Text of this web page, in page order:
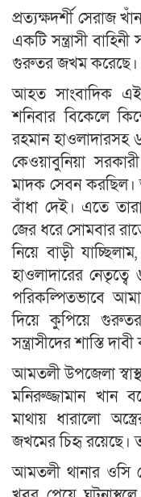
প্রত্যক্ষদর্শী
একটি সন্ত্রাসী
গুরুতর জখম করেছে।
আহত সাংবাদিক
শনিবার বিকেলে
রহমান হাওলাদারসহ
কেওয়াবুনিয়া
মাদক সেবন করছিল।
বাঁধা দেই। এতে
জের ধরে সোমবার
নিয়ে বাড়ী
হাওলাদারের
পরিকল্পিতভাবে
দিয়ে কুপিয়ে
সন্ত্রাসীদের শাস্তি
আমতলী উপজেলা
মনিরুজ্জামান খান
মাথায় ধারালো
জখমের চিহৃ রয়েছে।
আমতলী থানার